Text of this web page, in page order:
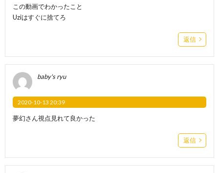
この動画でわかったこと
Uziはすぐに捨てろ
返信
baby's ryu
2020-10-13 20:39
夢幻さん視点見れて良かった
返信